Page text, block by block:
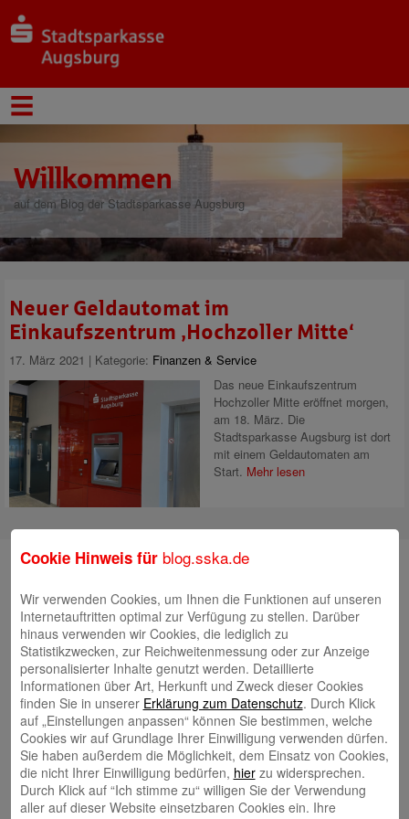
Willkommen
auf dem Blog der Stadtsparkasse Augsburg
Neuer Geldautomat im
Einkaufszentrum ‚Hochzoller Mitte‘
17. März 2021 | Kategorie: Finanzen & Service
Das neue Einkaufszentrum
Hochzoller Mitte eröffnet morgen,
am 18. März. Die
Stadtsparkasse Augsburg ist dort
mit einem Geldautomaten am
Start. Mehr lesen
Suche
Neueste Beiträge
Radlkonvoi des FFH feiert Einweihung des neuen
Campus Nord 5. August 2026
Willkommen bei Kinder im Mittelpunkt e.V. 24. Juli 2026
Tierische Erlebnisse, Bewegung und Begegnungen –
Zootag der Stadtsparkasse Augsburg begeistert rund
2.500 Besucherinnen und Besucher 22. Juli 2026
Cookie Hinweis für blog.sska.de
Wir verwenden Cookies, um Ihnen die Funktionen auf unseren
Internetauftritten optimal zur Verfügung zu stellen. Darüber
hinaus verwenden wir Cookies, die lediglich zu
Statistikzwecken, zur Reichweitenmessung oder zur Anzeige
personalisierter Inhalte genutzt werden. Detaillierte
Informationen über Art, Herkunft und Zweck dieser Cookies
finden Sie in unserer Erklärung zum Datenschutz. Durch Klick
auf „Einstellungen anpassen“ können Sie bestimmen, welche
Cookies wir auf Grundlage Ihrer Einwilligung verwenden dürfen.
Sie haben außerdem die Möglichkeit, dem Einsatz von Cookies,
die nicht Ihrer Einwilligung bedürfen, hierzu widersprechen.
Durch Klick auf “Ich stimme zu“ willigen Sie der Verwendung
aller auf dieser Website einsetzbaren Cookies ein. Ihre